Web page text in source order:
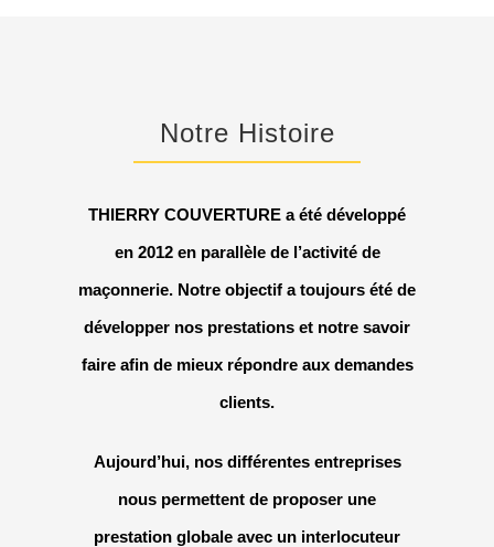
Notre Histoire
THIERRY COUVERTURE a été développé
en 2012 en parallèle de l’activité de
maçonnerie. Notre objectif a toujours été de
développer nos prestations et notre savoir
faire afin de mieux répondre aux demandes
clients.
Aujourd’hui, nos différentes entreprises
nous permettent de proposer une
prestation globale avec un interlocuteur